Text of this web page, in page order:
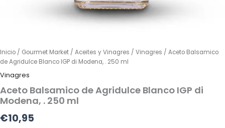
Inicio / Gourmet Market / Aceites y Vinagres / Vinagres / Aceto Balsamico
de Agridulce Blanco IGP di Modena, . 250 ml
Vinagres
Aceto Balsamico de Agridulce Blanco IGP di
Modena, . 250 ml
€10,95